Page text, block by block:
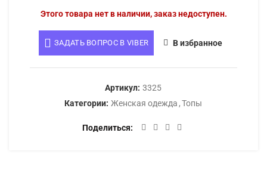
Этого товара нет в наличии, заказ недоступен.
ЗАДАТЬ ВОПРОС В VIBER В избранное
Артикул: 3325
Категории: Женская одежда ,Топы
Поделиться